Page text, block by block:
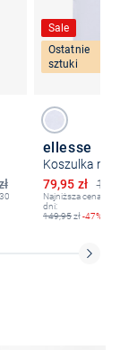
Sale
Ostatnie
sztuki
ellesse
Obniżona
79,95 zł
Najniższa cena z
dni:
149,95zł-47%